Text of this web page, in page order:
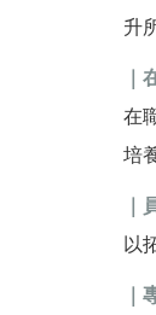
升
｜
在
培
｜
以
｜